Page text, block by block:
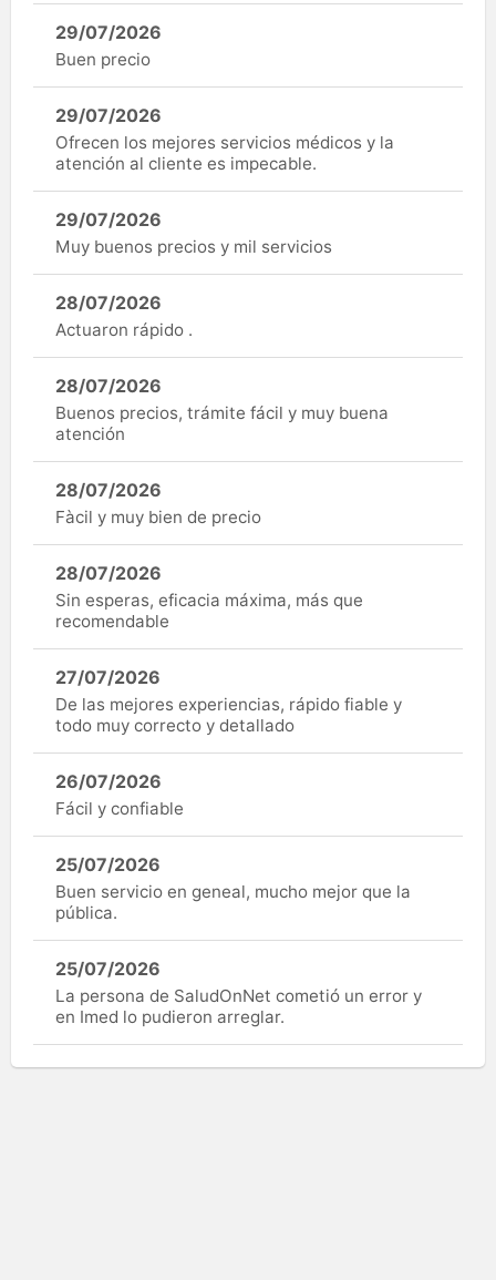
29/07/2026
Buen precio
29/07/2026
Ofrecen los mejores servicios médicos y la
atención al cliente es impecable.
29/07/2026
Muy buenos precios y mil servicios
28/07/2026
Actuaron rápido .
28/07/2026
Buenos precios, trámite fácil y muy buena
atención
28/07/2026
Fàcil y muy bien de precio
28/07/2026
Sin esperas, eficacia máxima, más que
recomendable
27/07/2026
De las mejores experiencias, rápido fiable y
todo muy correcto y detallado
26/07/2026
Fácil y confiable
25/07/2026
Buen servicio en geneal, mucho mejor que la
pública.
25/07/2026
La persona de SaludOnNet cometió un error y
en Imed lo pudieron arreglar.